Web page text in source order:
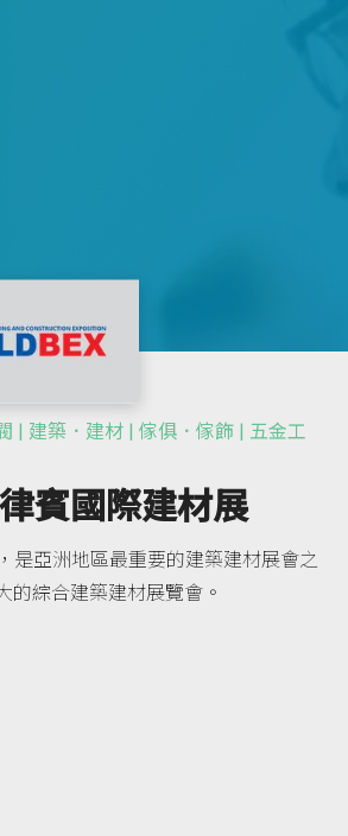
| 建築．建材 | 傢俱．傢飾 | 五金工
賓國際建材展
是亞洲地區最重要的建築建材展會之
的綜合建築建材展覽會。